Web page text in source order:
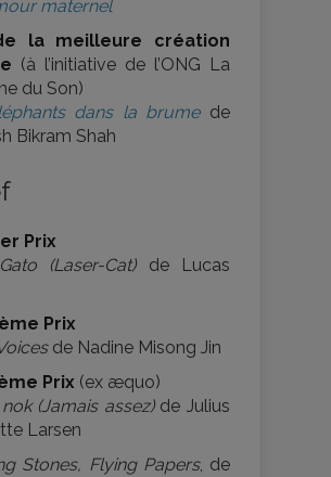
maternel
la meilleure création
(à l’initiative de l’ONG La
du Son)
dans la brumede
Bikram Shah
Prix
(Laser-Cat)de Lucas
Prix
de Nadine Misong Jin
Prix (ex æquo)
(Jamais assez)de Julius
Larsen
Stones, Flying Papers, de